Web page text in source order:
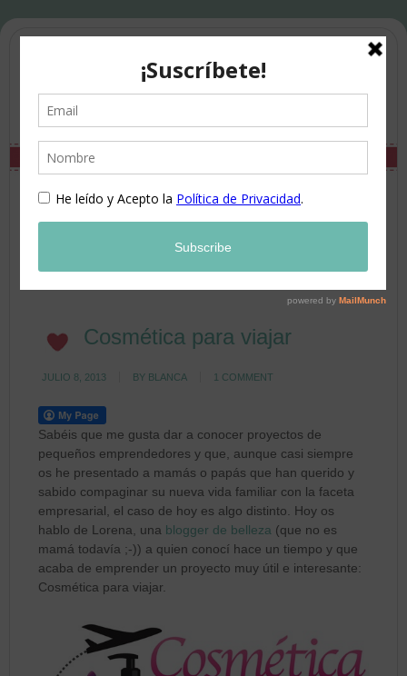
Cosmética para viajar
JULIO 8, 2013 BY BLANCA 1 COMMENT
Sabéis que me gusta dar a conocer proyectos de
pequeños emprendedores y que, aunque casi siempre
os he presentado a mamás o papás que han querido y
sabido compaginar su nueva vida familiar con la faceta
empresarial, el caso de hoy es algo distinto. Hoy os
hablo de Lorena, una blogger de belleza (que no es
mamá todavía ;-)) a quien conocí hace un tiempo y que
acaba de emprender un proyecto muy útil e interesante:
Cosmética para viajar.